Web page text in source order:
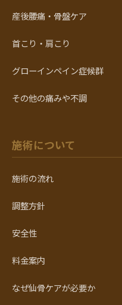
産後腰痛・骨盤ケア
首こり・肩こり
グローインペイン症候群
その他の痛みや不調
施術について
施術の流れ
調整方針
安全性
料金案内
なぜ仙骨ケアが必要か